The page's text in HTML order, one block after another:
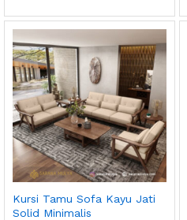
Kursi Tamu Sofa Kayu Jati
Solid Minimalis